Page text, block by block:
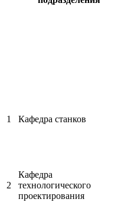
1 Кафедра станков
2
Кафедра
технологического
проектирования